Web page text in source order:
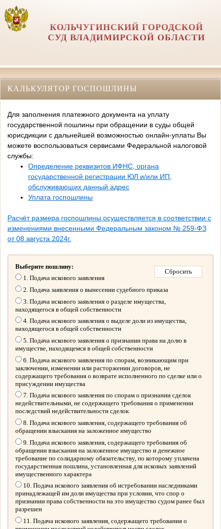
КОЛЬЧУГИНСКИЙ ГОРОДСКОЙ
СУД ВЛАДИМИРСКОЙ ОБЛАСТИ
КАЛЬКУЛЯТОР ГОСПОШЛИНЫ
Для заполнения платежного документа на уплату
государственной пошлины при обращении в суды общей
юрисдикции с дальнейшей возможностью онлайн-уплаты Вы
можете воспользоваться сервисами Федеральной налоговой
службы:
Определение реквизитов ИФНС, органа
государственной регистрации ЮЛ и/или ИП,
обслуживающих данный адрес
Уплата госпошлины
Расчёт размера госпошлины осуществляется в соответствии с
изменениями внесенными Федеральным законом № 259-ФЗ
от 08 августа 2024г.
Выберите пошлину:
1. Подача искового заявления
2. Подача заявления о вынесении судебного приказа
3. Подача искового заявления о разделе имущества,
находящегося в общей собственности
4. Подача искового заявления о выделе доли из имущества,
находящегося в общей собственности
5. Подача искового заявления о признании права на долю в
имуществе, находящемся в общей собственности
6. Подача искового заявления по спорам, возникающим при
заключении, изменении или расторжении договоров, не
содержащего требования о возврате исполненного по сделке или о
присуждении имущества
7. Подача искового заявления по спорам о признании сделок
недействительными, не содержащего требования о применении
последствий недействительности сделок
8. Подача искового заявления, содержащего требования об
обращении взыскания на заложенное имущество
9. Подача искового заявления, содержащего требования об
обращении взыскания на заложенное имущество и денежное
требование по солидарному обязательству, по которому уплачена
государственная пошлина, установленная для исковых заявлений
имущественного характера
10. Подача искового заявления об истребовании наследниками
принадлежащей им доли имущества при условии, что спор о
признании права собственности на это имущество судом ранее был
разрешен
11. Подача искового заявления, содержащего требования о